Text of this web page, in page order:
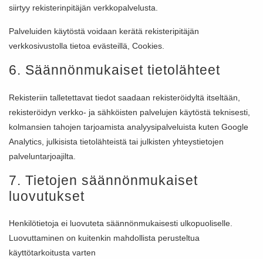
siirtyy rekisterinpitäjän verkkopalvelusta.
Palveluiden käytöstä voidaan kerätä rekisteripitäjän
verkkosivustolla tietoa evästeillä, Cookies.
6. Säännönmukaiset tietolähteet
Rekisteriin talletettavat tiedot saadaan rekisteröidyltä itseltään,
rekisteröidyn verkko- ja sähköisten palvelujen käytöstä teknisesti,
kolmansien tahojen tarjoamista analyysipalveluista kuten Google
Analytics, julkisista tietolähteistä tai julkisten yhteystietojen
palveluntarjoajilta.
7. Tietojen säännönmukaiset
luovutukset
Henkilötietoja ei luovuteta säännönmukaisesti ulkopuoliselle.
Luovuttaminen on kuitenkin mahdollista perusteltua
käyttötarkoitusta varten